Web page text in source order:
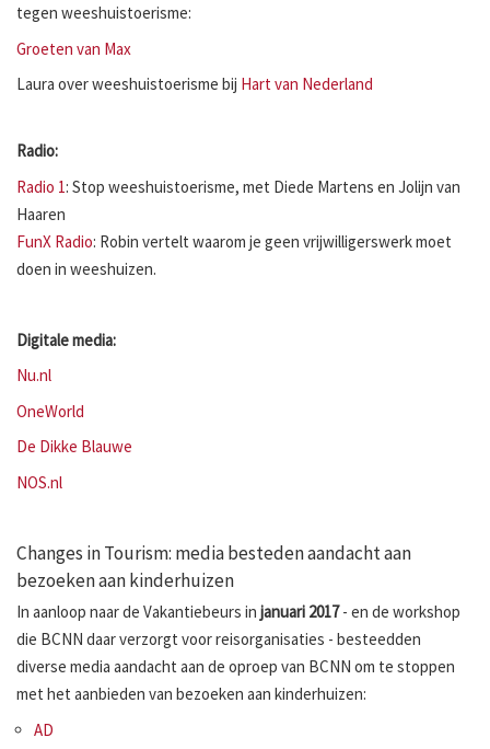
tegen weeshuistoerisme:
Groeten van Max
Laura over weeshuistoerisme bij Hart van Nederland
Radio:
Radio 1: Stop weeshuistoerisme, met Diede Martens en Jolijn van
Haaren
FunX Radio: Robin vertelt waarom je geen vrijwilligerswerk moet
doen in weeshuizen.
Digitale media:
Nu.nl
OneWorld
De Dikke Blauwe
NOS.nl
Changes in Tourism: media besteden aandacht aan
bezoeken aan kinderhuizen
In aanloop naar de Vakantiebeurs in januari 2017- en de workshop
die BCNN daar verzorgt voor reisorganisaties - besteedden
diverse media aandacht aan de oproep van BCNN om te stoppen
met het aanbieden van bezoeken aan kinderhuizen:
AD